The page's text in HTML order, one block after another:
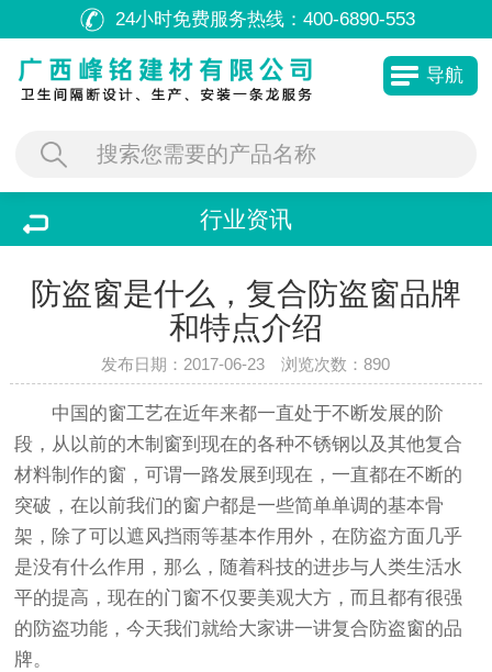
24小时免费服务热线： 400-6890-553
导航
行业资讯
防盗窗是什么，复合防盗窗品牌
和特点介绍
发布日期：2017-06-23 浏览次数：890
中国的窗工艺在近年来都一直处于不断发展的阶
段，从以前的木制窗到现在的各种不锈钢以及其他复合
材料制作的窗，可谓一路发展到现在，一直都在不断的
突破，在以前我们的窗户都是一些简单单调的基本骨
架，除了可以遮风挡雨等基本作用外，在防盗方面几乎
是没有什么作用，那么，随着科技的进步与人类生活水
平的提高，现在的门窗不仅要美观大方，而且都有很强
的防盗功能，今天我们就给大家讲一讲复合防盗窗的品
牌。